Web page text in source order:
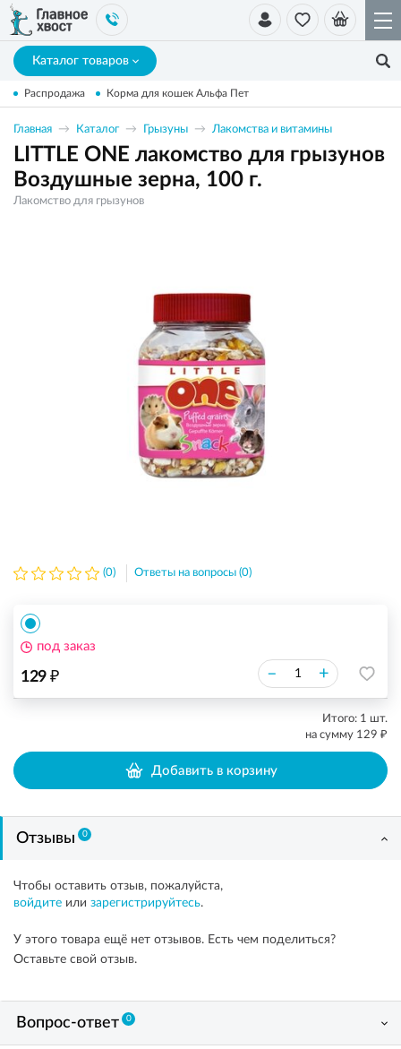
Каталог товаров
Распродажа Корма для кошек Альфа Пет
Главная Каталог Грызуны Лакомства и витамины
LITTLE ONE лакомство для грызунов
Воздушные зерна, 100 г.
Лакомство для грызунов
(0) Ответы на вопросы (0)
129 ₽ – +
под заказ
Итого: 1 шт.
на сумму 129 ₽
Добавить в корзину
Отзывы 0
Чтобы оставить отзыв, пожалуйста,
войдите или зарегистрируйтесь.
У этого товара ещё нет отзывов. Есть чем поделиться?
Оставьте свой отзыв.
Вопрос-ответ 0